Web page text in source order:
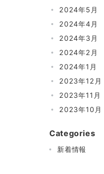
2024年5月
2024年4月
2024年3月
2024年2月
2024年1月
2023年12月
2023年11月
2023年10月
Categories
新着情報